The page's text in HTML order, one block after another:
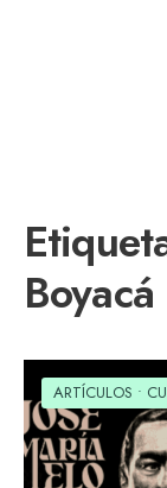
Boyacá
ARTÍCULOS • CULTURAL